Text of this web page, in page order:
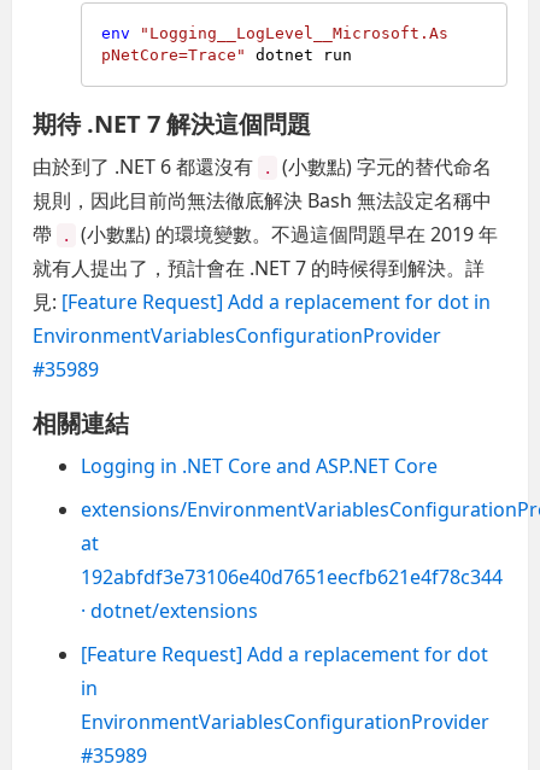
env
"Logging__LogLevel__Microsoft.As
pNetCore=Trace"
期待 .NET 7 解決這個問題
由於到了 .NET 6 都還沒有 .
(小數點) 字元的替代命名
規則，因此目前尚無法徹底解決 Bash 無法設定名稱中
帶
.
(小數點) 的環境變數。不過這個問題早在 2019 年
就有人提出了，預計會在 .NET 7 的時候得到解決。詳
見: [Feature Request] Add a replacement for dot in
EnvironmentVariablesConfigurationProvider
#35989
相關連結
Logging in .NET Core and ASP.NET Core
extensions/
at
192abfdf3e73106e40d7651eecfb621e4f78c344
· dotnet/extensions
[Feature Request] Add a replacement for dot
in
EnvironmentVariablesConfigurationProvider
#35989